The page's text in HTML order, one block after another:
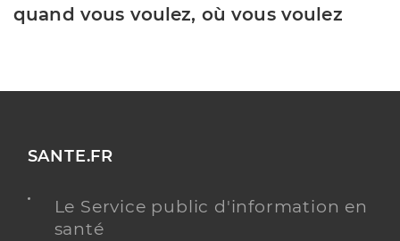
quand vous voulez, où vous voulez
SANTE.FR
Le Service public d'information en
santé